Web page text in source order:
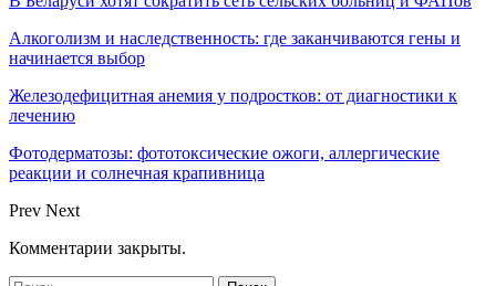
Алкоголизм и наследственность: где заканчиваются гены и
начинается выбор
Железодефицитная анемия у подростков: от диагностики к
лечению
Фотодерматозы: фототоксические ожоги, аллергические
реакции и солнечная крапивница
Prev Next
Комментарии закрыты.